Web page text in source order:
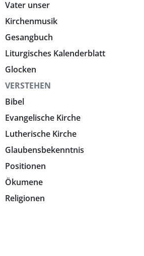
Vater unser
Kirchenmusik
Gesangbuch
Liturgisches Kalenderblatt
Glocken
VERSTEHEN
Bibel
Evangelische Kirche
Lutherische Kirche
Glaubensbekenntnis
Positionen
Ökumene
Religionen